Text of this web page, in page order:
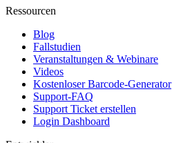
Ressourcen
Blog
Fallstudien
Veranstaltungen & Webinare
Videos
Kostenloser Barcode-Generator
Support-FAQ
Support Ticket erstellen
Login Dashboard